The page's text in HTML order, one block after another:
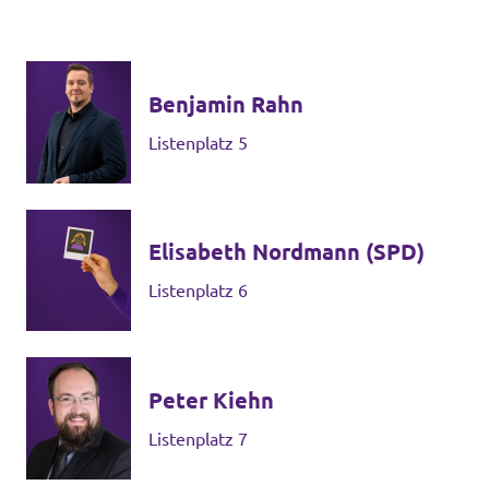
Benjamin Rahn
Listenplatz 5
Elisabeth Nordmann (SPD)
Listenplatz 6
Peter Kiehn
Listenplatz 7